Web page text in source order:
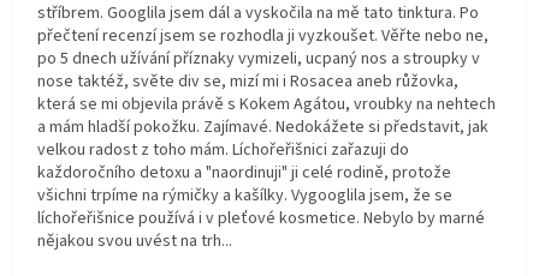
stříbrem. Googlila jsem dál a vyskočila na mě tato tinktura. Po
přečtení recenzí jsem se rozhodla ji vyzkoušet. Věřte nebo ne,
po 5 dnech užívání příznaky vymizeli, ucpaný nos a stroupky v
nose taktéž, světe div se, mizí mi i Rosacea aneb růžovka,
která se mi objevila právě s Kokem Agátou, vroubky na nehtech
a mám hladší pokožku. Zajímavé. Nedokážete si představit, jak
velkou radost z toho mám. Líchořeřišnici zařazuji do
každoročního detoxu a "naordinuji" ji celé rodině, protože
všichni trpíme na rýmičky a kašílky. Vygooglila jsem, že se
líchořeřišnice používá i v pleťové kosmetice. Nebylo by marné
nějakou svou uvést na trh...